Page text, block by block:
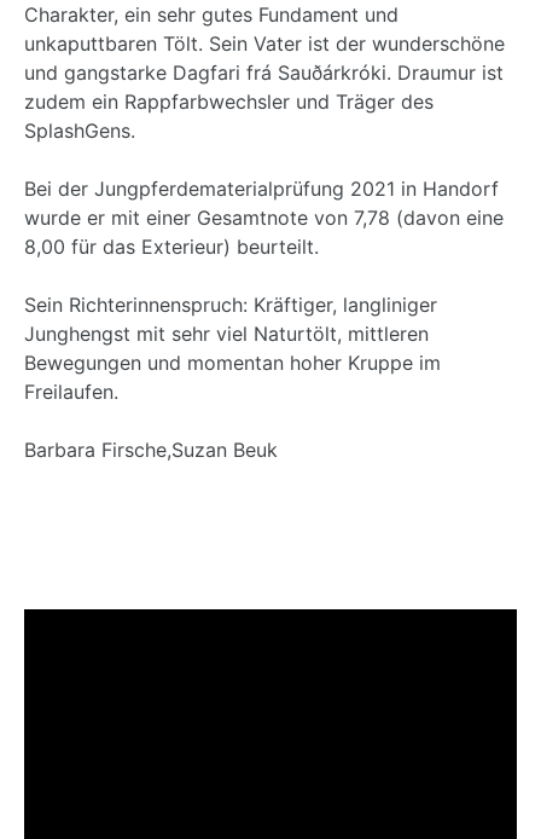
Charakter, ein sehr gutes Fundament und
unkaputtbaren Tölt. Sein Vater ist der wunderschöne
und gangstarke Dagfari frá Sauðárkróki. Draumur ist
zudem ein Rappfarbwechsler und Träger des
SplashGens.
Bei der Jungpferdematerialprüfung 2021 in Handorf
wurde er mit einer Gesamtnote von 7,78 (davon eine
8,00 für das Exterieur) beurteilt.
Sein Richterinnenspruch: Kräftiger, langliniger
Junghengst mit sehr viel Naturtölt, mittleren
Bewegungen und momentan hoher Kruppe im
Freilaufen.
Barbara Firsche,Suzan Beuk